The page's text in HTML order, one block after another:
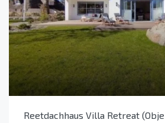
Reetdachhaus Villa Retreat